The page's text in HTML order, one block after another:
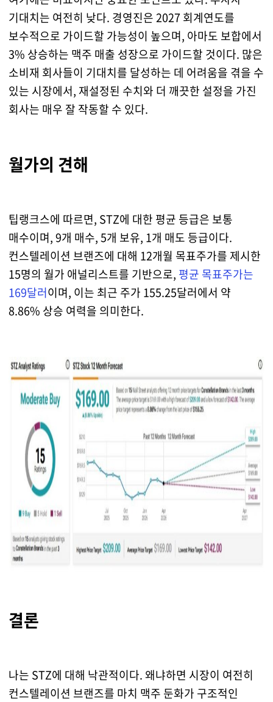
기대치는 여전히 낮다. 경영진은 2027 회계연도를
보수적으로 가이드할 가능성이 높으며, 아마도 보합에서
3% 상승하는 맥주 매출 성장으로 가이드할 것이다. 많은
소비재 회사들이 기대치를 달성하는 데 어려움을 겪을 수
있는 시장에서, 재설정된 수치와 더 깨끗한 설정을 가진
회사는 매우 잘 작동할 수 있다.
월가의 견해
팁랭크스에 따르면, STZ에 대한 평균 등급은 보통
매수이며, 9개 매수, 5개 보유, 1개 매도 등급이다.
컨스텔레이션 브랜즈에 대해 12개월 목표주가를 제시한
15명의 월가 애널리스트를 기반으로, 평균 목표주가는
169달러이며, 이는 최근 주가 155.25달러에서 약
8.86% 상승 여력을 의미한다.
결론
나는 STZ에 대해 낙관적이다. 왜냐하면 시장이 여전히
컨스텔레이션 브랜즈를 마치 맥주 둔화가 구조적인